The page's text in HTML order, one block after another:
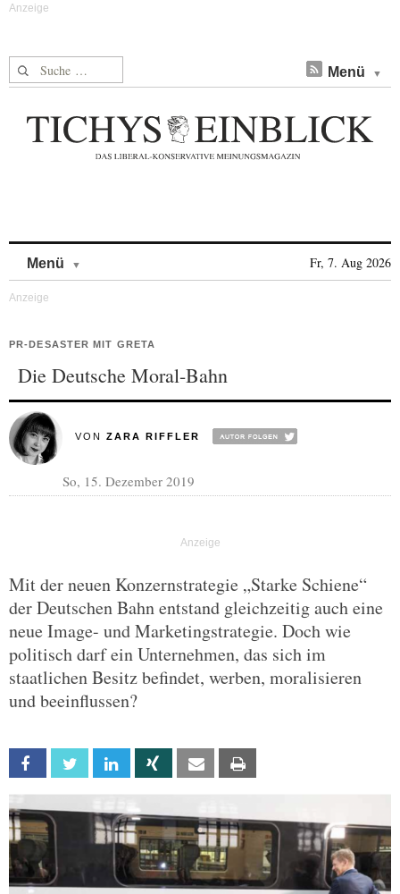
Suche nach: Menü
Menü Fr, 7. Aug 2026
PR-DESASTER MIT GRETA
Die Deutsche Moral-Bahn
VON ZARA RIFFLER
So, 15. Dezember 2019
Mit der neuen Konzernstrategie „Starke Schiene“
der Deutschen Bahn entstand gleichzeitig auch eine
neue Image- und Marketingstrategie. Doch wie
politisch darf ein Unternehmen, das sich im
staatlichen Besitz befindet, werben, moralisieren
und beeinflussen?
Facebook Twitter Linkedin Xing Email